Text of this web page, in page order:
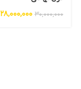
30,000,000
28,000,000